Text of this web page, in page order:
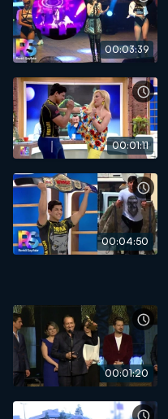
00:03:39
00:01:11
00:04:50
00:01:20